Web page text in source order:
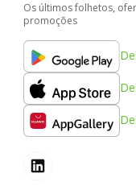
Os últimos folhetos,
promoções